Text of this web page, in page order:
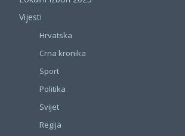
Vijesti
Hrvatska
Crna kronika
Sport
Politika
Svijet
Regija